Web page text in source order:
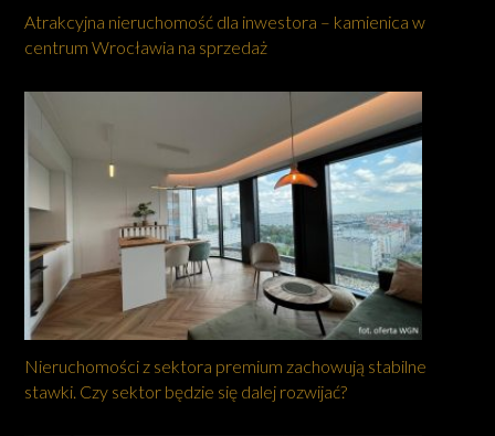
Atrakcyjna nieruchomość dla inwestora – kamienica w
centrum Wrocławia na sprzedaż
Nieruchomości z sektora premium zachowują stabilne
stawki. Czy sektor będzie się dalej rozwijać?